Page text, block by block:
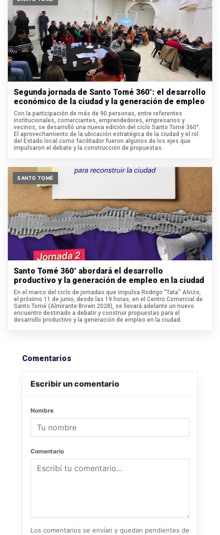
Segunda jornada de Santo Tomé 360°: el desarrollo
económico de la ciudad y la generación de empleo
Con la participación de más de 90 personas, entre referentes
institucionales, comerciantes, emprendedores, empresarios y
vecinos, se desarrolló una nueva edición del ciclo Santo Tomé 360°.
El aprovechamiento de la ubicación estratégica de la ciudad y el rol
del Estado local como facilitador fueron algunos de los ejes que
impulsaron el debate y la construcción de propuestas.
SANTO TOMÉ
Santo Tomé 360° abordará el desarrollo
productivo y la generación de empleo en la ciudad
En el marco del ciclo de jornadas que impulsa Rodrigo "Tata" Alvizo,
el próximo 11 de junio, desde las 19 horas, en el Centro Comercial de
Santo Tomé (Almirante Brown 2028), se llevará adelante un nuevo
encuentro destinado a debatir y construir propuestas para el
desarrollo productivo y la generación de empleo en la ciudad.
Comentarios
Escribir un comentario
Nombre
Comentario
Los comentarios se envían y quedan pendientes de